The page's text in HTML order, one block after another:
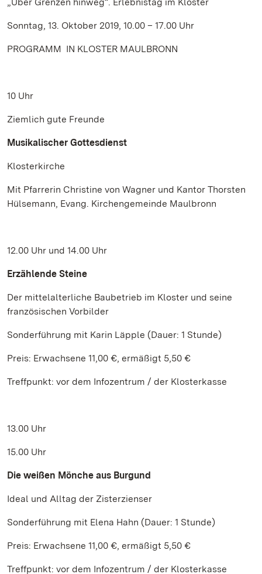
Sonntag, 13. Oktober 2019, 10.00 – 17.00 Uhr
PROGRAMM IN KLOSTER MAULBRONN
10 Uhr
Ziemlich gute Freunde
Musikalischer Gottesdienst
Klosterkirche
Mit Pfarrerin Christine von Wagner und Kantor Thorsten
Hülsemann, Evang. Kirchengemeinde Maulbronn
12.00 Uhr und 14.00 Uhr
Erzählende Steine
Der mittelalterliche Baubetrieb im Kloster und seine
französischen Vorbilder
Sonderführung mit Karin Läpple (Dauer: 1 Stunde)
Preis: Erwachsene 11,00 €, ermäßigt 5,50 €
Treffpunkt: vor dem Infozentrum / der Klosterkasse
13.00 Uhr
15.00 Uhr
Die weißen Mönche aus Burgund
Ideal und Alltag der Zisterzienser
Sonderführung mit Elena Hahn (Dauer: 1 Stunde)
Preis: Erwachsene 11,00 €, ermäßigt 5,50 €
Treffpunkt: vor dem Infozentrum / der Klosterkasse